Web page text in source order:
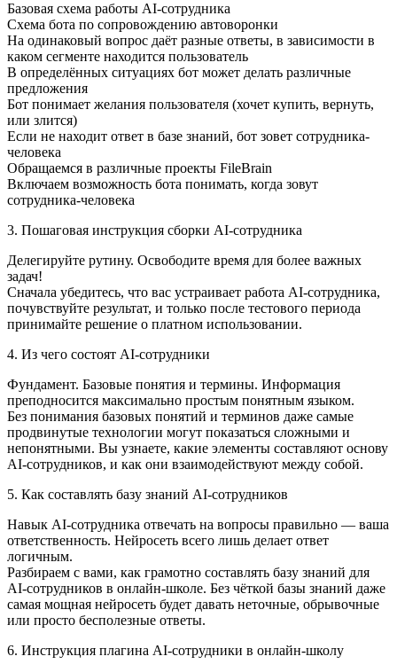
Базовая схема работы AI-сотрудника
Схема бота по сопровождению автоворонки
На одинаковый вопрос даёт разные ответы, в зависимости в
каком сегменте находится пользователь
В определённых ситуациях бот может делать различные
предложения
Бот понимает желания пользователя (хочет купить, вернуть,
или злится)
Если не находит ответ в базе знаний, бот зовет сотрудника-
человека
Обращаемся в различные проекты FileBrain
Включаем возможность бота понимать, когда зовут
сотрудника-человека
3. Пошаговая инструкция сборки AI-сотрудника
Делегируйте рутину. Освободите время для более важных
задач!
Сначала убедитесь, что вас устраивает работа AI‑сотрудника,
почувствуйте результат, и только после тестового периода
принимайте решение о платном использовании.
4. Из чего состоят AI‑сотрудники
Фундамент. Базовые понятия и термины. Информация
преподносится максимально простым понятным языком.
Без понимания базовых понятий и терминов даже самые
продвинутые технологии могут показаться сложными и
непонятными. Вы узнаете, какие элементы составляют основу
AI-сотрудников, и как они взаимодействуют между собой.
5. Как составлять базу знаний AI‑сотрудников
Навык AI-сотрудника отвечать на вопросы правильно — ваша
ответственность. Нейросеть всего лишь делает ответ
логичным.
Разбираем с вами, как грамотно составлять базу знаний для
AI-сотрудников в онлайн-школе. Без чёткой базы знаний даже
самая мощная нейросеть будет давать неточные, обрывочные
или просто бесполезные ответы.
6. Инструкция плагина АI-сотрудники в онлайн-школу